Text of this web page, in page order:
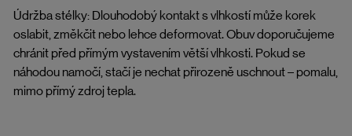
Údržba stélky: Dlouhodobý kontakt s vlhkostí může korek
oslabit, změkčit nebo lehce deformovat. Obuv doporučujeme
chránit před přímým vystavením větší vlhkosti. Pokud se
náhodou namočí, stačí je nechat přirozeně uschnout – pomalu,
mimo přímý zdroj tepla.